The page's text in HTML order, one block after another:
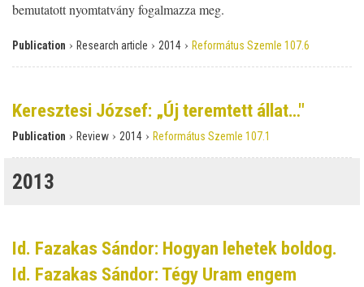
bemutatott nyomtatvány fogalmazza meg.
Publication › Research article › 2014 › Református Szemle 107.6
Keresztesi József: „Új teremtett állat…"
Publication › Review › 2014 › Református Szemle 107.1
2013
Id. Fazakas Sándor: Hogyan lehetek boldog.
Id. Fazakas Sándor: Tégy Uram engem